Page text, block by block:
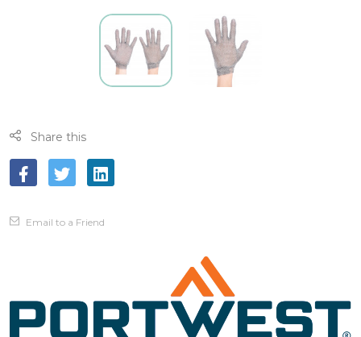
Share this
Email to a Friend